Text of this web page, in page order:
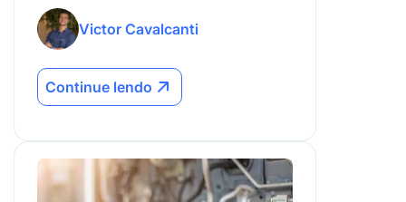
desempenho e manutenção.
Victor Cavalcanti
Continue lendo